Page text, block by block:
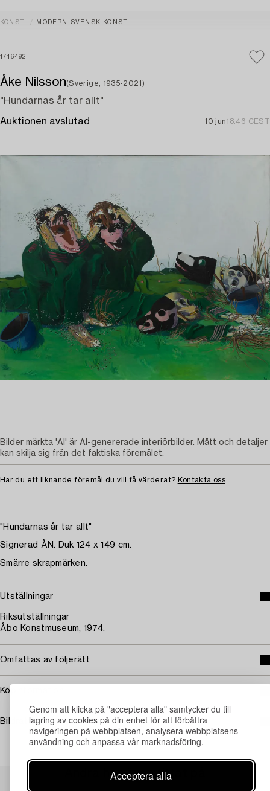
Genom att klicka på "acceptera alla" samtycker du till
lagring av cookies på din enhet för att förbättra
navigeringen på webbplatsen, analysera webbplatsens
användning och anpassa vår marknadsföring.
Acceptera alla
KONST MODERN SVENSK KONST
1716492
Åke Nilsson(Sverige, 1935-2021)
"Hundarnas år tar allt"
Auktionen avslutad 10 jun18:46 CEST
Har du ett liknande föremål du vill få värderat? Kontakta oss
"Hundarnas år tar allt"
Signerad ÅN. Duk 124 x 149 cm.
Smärre skrapmärken.
Utställningar
Riksutställningar
Åbo Konstmuseum, 1974.
Omfattas av följerätt
Köpinformation
Bildrättigheter
Bilder märkta 'AI' är AI-genererade interiörbilder. Mått och detaljer
kan skilja sig från det faktiska föremålet.
Andra har även tittat på